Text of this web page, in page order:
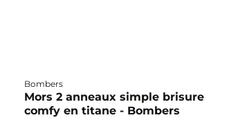
Bombers
Mors 2 anneaux simple brisure
comfy en titane - Bombers